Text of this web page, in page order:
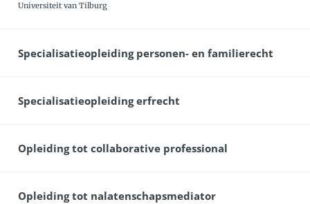
Universiteit van Tilburg
Specialisatieopleiding personen- en familierecht
Specialisatieopleiding erfrecht
Opleiding tot collaborative professional
Opleiding tot nalatenschapsmediator